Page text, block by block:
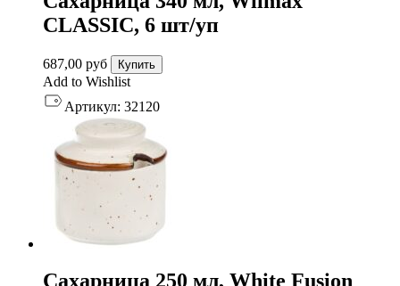
CLASSIC, 6 шт/уп
687,00 руб Купить
Add to Wishlist
Артикул: 32120
Сахарница 250 мл, White Fusion